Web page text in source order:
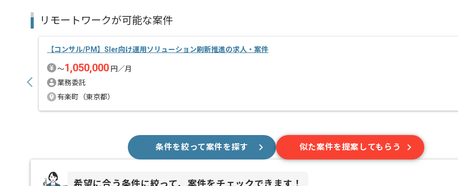
リモートワークが可能な案件
【コンサル/PM】SIer向け運用ソリューション刷新推進の求人・案件
〜1,050,000 円／月
業務委託
有楽町（東京都）
条件を絞って案件を探す 似た案件を提案してもらう
希望に合う条件に絞って、案件をチェックできます！